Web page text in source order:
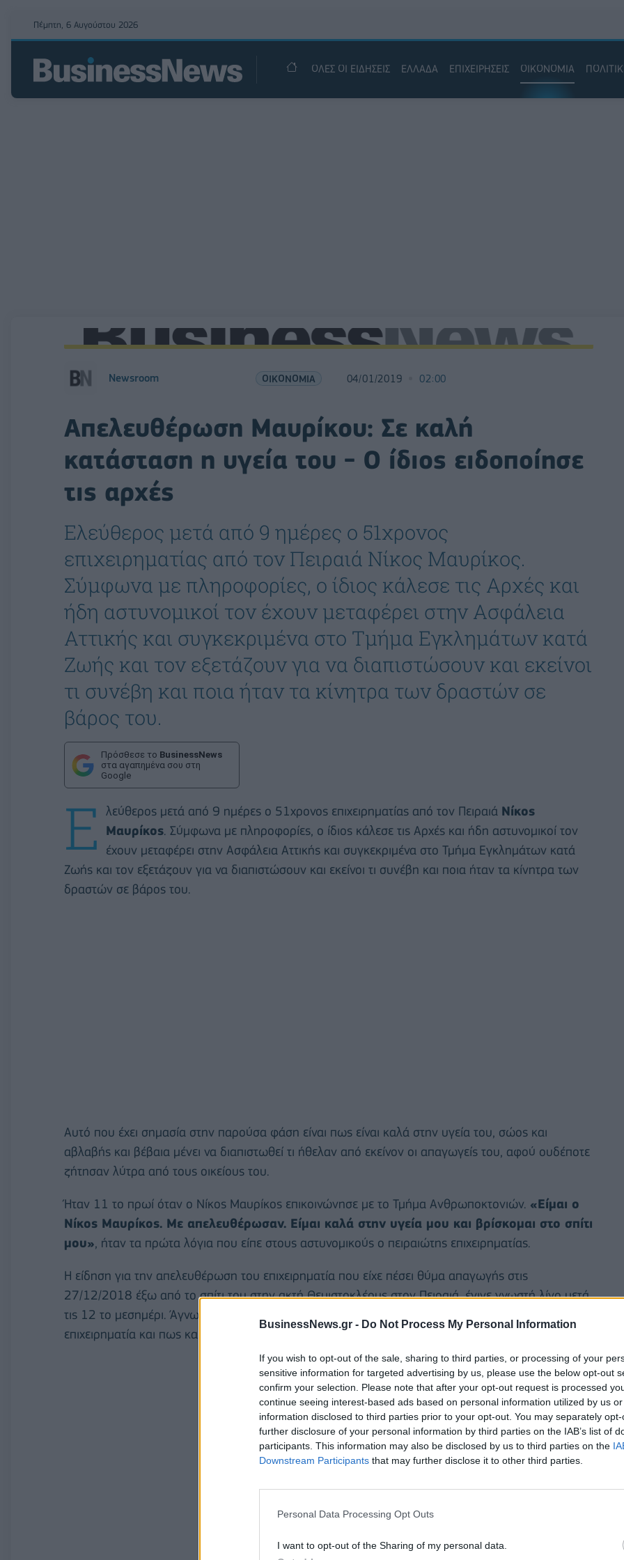
BusinessNews.gr - Do Not Process My Personal Information
If you wish to opt-out of the sale, sharing to third parties, or processing of your
sensitive information for targeted advertising by us, please use the below opt-out
confirm your selection. Please note that after your opt-out request is processed
continue seeing interest-based ads based on personal information utilized by us
information disclosed to third parties prior to your opt-out. You may separately
further disclosure of your personal information by third parties on the IAB’s list of
participants. This information may also be disclosed by us to third parties on the
Downstream Participants that may further disclose it to other third parties.
Personal Data Processing Opt Outs
I want to opt-out of the Sharing of my personal data.
Πέμπτη, 6 Αυγούστου 2026
ΟΛΕΣ ΟΙ ΕΙΔΗΣΕΙΣ ΕΛΛΑΔΑ ΕΠΙΧΕΙΡΗΣΕΙΣ ΟΙΚΟΝΟΜΙΑ
Newsroom ΟΙΚΟΝΟΜΙΑ 04/01/2019 02:00
Απελευθέρωση Μαυρίκου: Σε καλή
κατάσταση η υγεία του - Ο ίδιος ειδοποίησε
τις αρχές
Eλεύθερος μετά από 9 ημέρες ο 51χρονος
επιχειρηματίας από τον Πειραιά Νίκος Μαυρίκος.
Σύμφωνα με πληροφορίες, ο ίδιος κάλεσε τις Αρχές και
ήδη αστυνομικοί τον έχουν μεταφέρει στην Ασφάλεια
Αττικής και συγκεκριμένα στο Τμήμα Εγκλημάτων κατά
Ζωής και τον εξετάζουν για να διαπιστώσουν και εκείνοι
τι συνέβη και ποια ήταν τα κίνητρα των δραστών σε
βάρος του.
Πρόσθεσε το BusinessNews
στα αγαπημένα σου στη
Google
E λεύθερος μετά από 9 ημέρες ο 51χρονος επιχειρηματίας από τον Πειραιά Νίκος
Μαυρίκος. Σύμφωνα με πληροφορίες, ο ίδιος κάλεσε τις Αρχές και ήδη αστυνομικοί τον
έχουν μεταφέρει στην Ασφάλεια Αττικής και συγκεκριμένα στο Τμήμα Εγκλημάτων κατά
Ζωής και τον εξετάζουν για να διαπιστώσουν και εκείνοι τι συνέβη και ποια ήταν τα κίνητρα των
δραστών σε βάρος του.
Αυτό που έχει σημασία στην παρούσα φάση είναι πως είναι καλά στην υγεία του, σώος και
αβλαβής και βέβαια μένει να διαπιστωθεί τι ήθελαν από εκείνον οι απαγωγείς του, αφού ουδέποτε
ζήτησαν λύτρα από τους οικείους του.
Ήταν 11 το πρωί όταν ο Νίκος Μαυρίκος επικοινώνησε με το Τμήμα Ανθρωποκτονιών. «Είμαι ο
Νίκος Μαυρίκος. Με απελευθέρωσαν. Είμαι καλά στην υγεία μου και βρίσκομαι στο σπίτι
μου» , ήταν τα πρώτα λόγια που είπε στους αστυνομικούς ο πειραιώτης επιχειρηματίας.
Η είδηση για την απελευθέρωση του επιχειρηματία που είχε πέσει θύμα απαγωγής στις
27/12/2018 έξω από το σπίτι του στην ακτή Θεμιστοκλέους στον Πειραιά, έγινε γνωστή λίγο μετά
τις 12 το μεσημέρι. Άγνωστο παραμένει ακόμα πότε ακριβώς οι απαγωγείς άφησαν ελεύθερο τον
επιχειρηματία και πως και αν καταβλήθηκαν τα λύτρα που πιθανότατα ζητούσαν.